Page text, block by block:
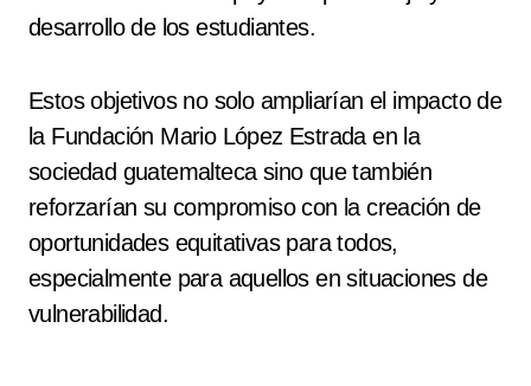
desarrollo de los estudiantes.
Estos objetivos no solo ampliarían el impacto de
la Fundación Mario López Estrada en la
sociedad guatemalteca sino que también
reforzarían su compromiso con la creación de
oportunidades equitativas para todos,
especialmente para aquellos en situaciones de
vulnerabilidad.